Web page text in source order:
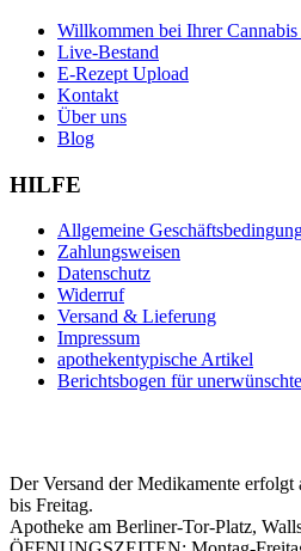
Willkommen bei Ihrer
Live-Bestand
E-Rezept Upload
Kontakt
Über uns
Blog
HILFE
Allgemeine
Zahlungsweisen
Datenschutz
Widerruf
Versand & Lieferung
Impressum
apothekentypische Artikel
Berichtsbogen für
Der Versand der Medikamente
bis Freitag.
Apotheke am Berliner-Tor-Platz,